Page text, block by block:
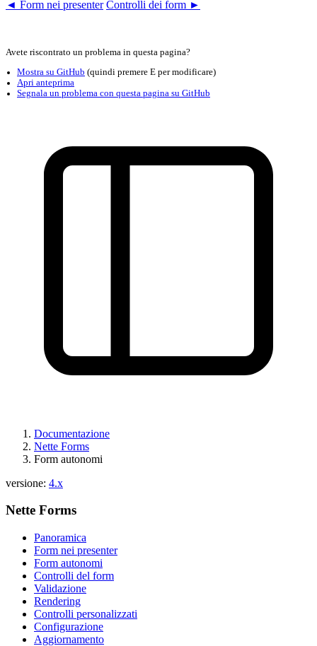
◄ Form nei presenter Controlli dei form ►
Documentazione
Nette Forms
Form autonomi
versione: 4.x
Nette Forms
Panoramica
Form nei presenter
Form autonomi
Controlli del form
Validazione
Rendering
Controlli personalizzati
Configurazione
Aggiornamento